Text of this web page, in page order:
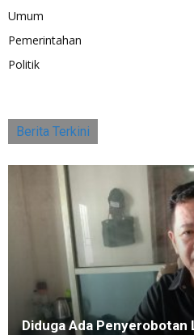
Umum
Pemerintahan
Politik
Berita Terkini
Diduga Ada Penyerobotan